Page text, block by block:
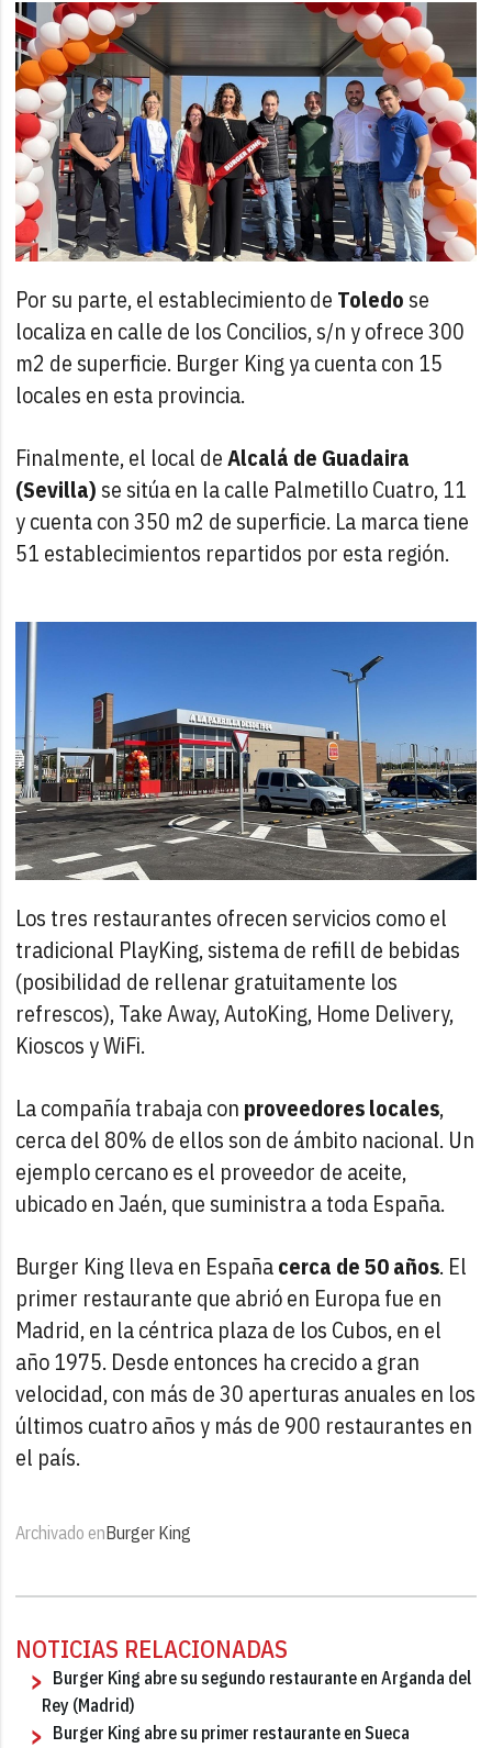
Por su parte, el establecimiento de Toledo se
localiza en calle de los Concilios, s/n y ofrece 300
m2 de superficie. Burger King ya cuenta con 15
locales en esta provincia.
Finalmente, el local deAlcalá de Guadaira
(Sevilla) se sitúa en la calle Palmetillo Cuatro, 11
y cuenta con 350 m2 de superficie. La marca tiene
51 establecimientos repartidos por esta región.
Los tres restaurantes ofrecen servicios como el
tradicional PlayKing, sistema de refill de bebidas
(posibilidad de rellenar gratuitamente los
refrescos), Take Away, AutoKing, Home Delivery,
Kioscos y WiFi.
La compañía trabaja con proveedores locales,
cerca del 80% de ellos son de ámbito nacional. Un
ejemplo cercano es el proveedor de aceite,
ubicado en Jaén, que suministra a toda España.
Burger King lleva en Españacerca de 50 años. El
primer restaurante que abrió en Europa fue en
Madrid, en la céntrica plaza de los Cubos, en el
año 1975. Desde entonces ha crecido a gran
velocidad, con más de 30 aperturas anuales en los
últimos cuatro años y más de 900 restaurantes en
el país.
Archivado enBurger King
NOTICIAS RELACIONADAS
Burger King abre su segundo restaurante en Arganda del
Rey (Madrid)
Burger King abre su primer restaurante en Sueca